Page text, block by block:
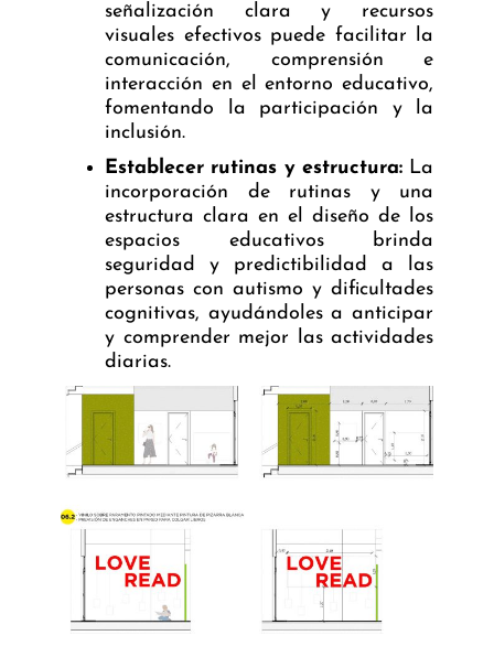
señalización clara y recursos
visuales efectivos puede facilitar la
comunicación, comprensión e
interacción en el entorno educativo,
fomentando la participación y la
inclusión.
Establecer rutinas y estructura:La
incorporación de rutinas y una
estructura clara en el diseño de los
espacios educativos brinda
seguridad y predictibilidad a las
personas con autismo y dificultades
cognitivas, ayudándoles a anticipar
y comprender mejor las actividades
diarias.